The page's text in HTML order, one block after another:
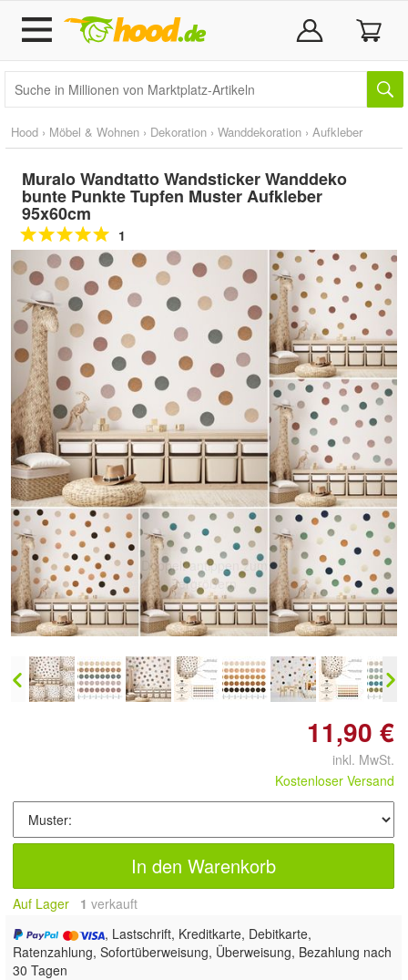
Hood › Möbel & Wohnen › Dekoration › Wanddekoration › Aufkleber
Muralo Wandtatto Wandsticker Wanddeko
bunte Punkte Tupfen Muster Aufkleber
95x60cm
1
Doppelt antippen zum
vergrößern
11,90 €
inkl. MwSt.
Kostenloser Versand
In den Warenkorb
Auf Lager 1 verkauft
, Lastschrift, Kreditkarte, Debitkarte,
Ratenzahlung, Sofortüberweisung, Überweisung, Bezahlung nach
30 Tagen